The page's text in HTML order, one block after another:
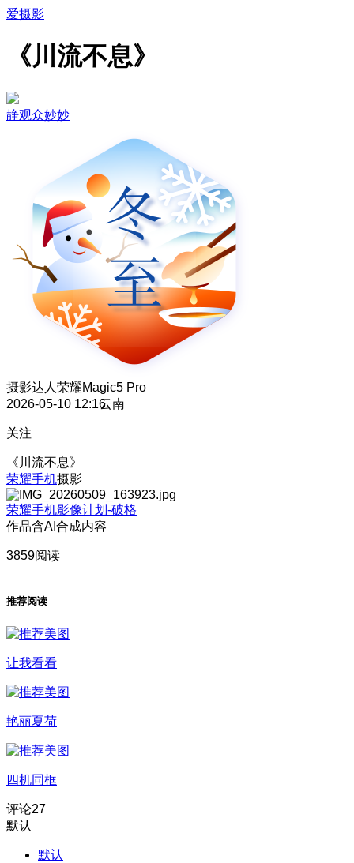
爱摄影
《川流不息》
静观众妙妙
摄影达人 荣耀Magic5 Pro
2026-05-10 12:16云南
关注
《川流不息》
荣耀手机摄影
荣耀手机影像计划-破格
作品含AI合成内容
3859阅读
推荐阅读
让我看看
艳丽夏荷
四机同框
评论27
默认
默认